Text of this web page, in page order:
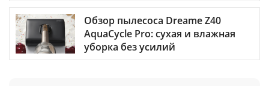
Обзор пылесоса Dreame Z40
AquaCycle Pro: сухая и влажная
уборка без усилий